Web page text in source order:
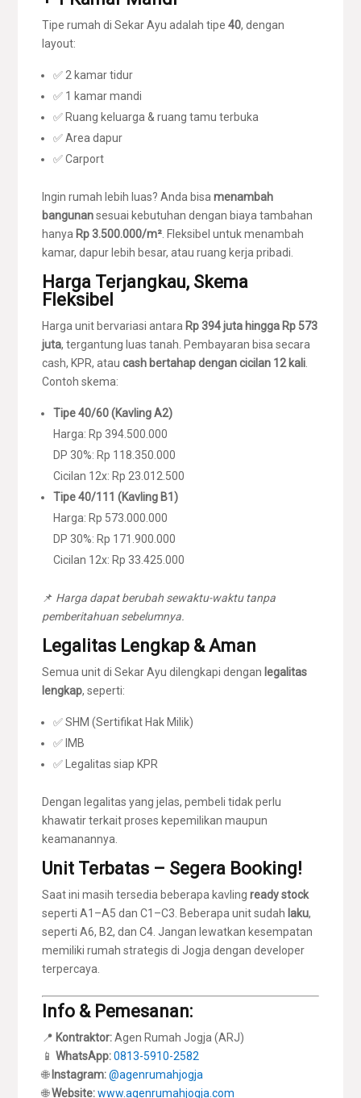
Tipe rumah di Sekar Ayu adalah tipe40, dengan
layout:
✅ 2 kamar tidur
✅ 1 kamar mandi
✅ Ruang keluarga & ruang tamu terbuka
✅ Area dapur
✅ Carport
Ingin rumah lebih luas? Anda bisamenambah
bangunansesuai kebutuhan dengan biaya tambahan
hanya Rp 3.500.000/m². Fleksibel untuk menambah
kamar, dapur lebih besar, atau ruang kerja pribadi.
Harga Terjangkau, Skema
Fleksibel
Harga unit bervariasi antara Rp 394 juta hingga Rp 573
juta, tergantung luas tanah. Pembayaran bisa secara
cash, KPR, ataucash bertahap dengan cicilan 12 kali.
Contoh skema:
Tipe 40/60 (Kavling A2)
Harga: Rp 394.500.000
DP 30%: Rp 118.350.000
Cicilan 12x: Rp 23.012.500
Tipe 40/111 (Kavling B1)
Harga: Rp 573.000.000
DP 30%: Rp 171.900.000
Cicilan 12x: Rp 33.425.000
📌 Harga dapat berubah sewaktu-waktu tanpa
pemberitahuan sebelumnya.
Legalitas Lengkap & Aman
Semua unit di Sekar Ayu dilengkapi dengan legalitas
lengkap, seperti:
✅ SHM (Sertifikat Hak Milik)
✅ IMB
✅ Legalitas siap KPR
Dengan legalitas yang jelas, pembeli tidak perlu
khawatir terkait proses kepemilikan maupun
keamanannya.
Unit Terbatas – Segera Booking!
Saat ini masih tersedia beberapa kavlingready stock
seperti A1–A5 dan C1–C3. Beberapa unit sudah laku,
seperti A6, B2, dan C4. Jangan lewatkan kesempatan
memiliki rumah strategis di Jogja dengan developer
terpercaya.
Info & Pemesanan:
📍 Kontraktor:Agen Rumah Jogja (ARJ)
📱WhatsApp: 0813-5910-2582
🌐 Instagram: @agenrumahjogja
🌐Website: www.agenrumahjogja.com